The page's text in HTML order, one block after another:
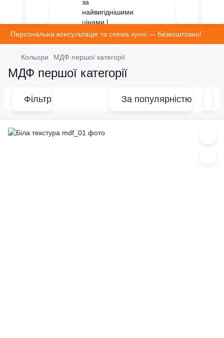
Персональна консультація та схема кухні — безкоштовно!
Кольори МДФ першої категорії
МДФ першої категорії
Фільтр За популярністю